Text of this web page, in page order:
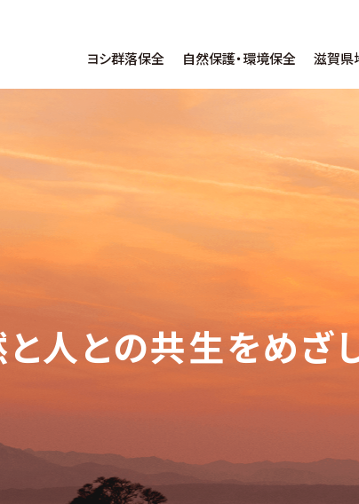
ヨシ群落保全
ヨシ環境学習について
自然保護・環境保全
自然保護啓発について
滋賀県
うちエコ診断WEBサービス
地域にと
ohmi_eplara 淡海環境
人との共生をめざ